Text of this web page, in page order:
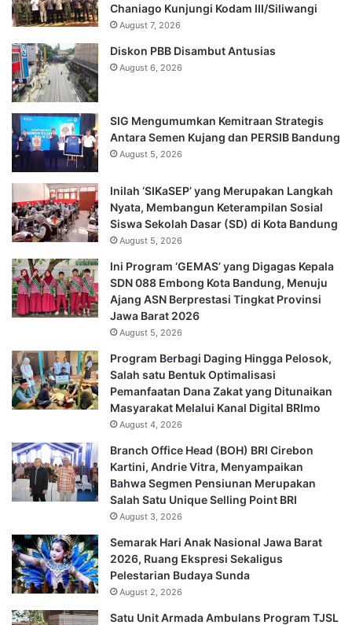
Chaniago Kunjungi Kodam III/Siliwangi
August 7, 2026
Diskon PBB Disambut Antusias
August 6, 2026
SIG Mengumumkan Kemitraan Strategis
Antara Semen Kujang dan PERSIB Bandung
August 5, 2026
Inilah ‘SIKaSEP’ yang Merupakan Langkah
Nyata, Membangun Keterampilan Sosial
Siswa Sekolah Dasar (SD) di Kota Bandung
August 5, 2026
Ini Program ‘GEMAS’ yang Digagas Kepala
SDN 088 Embong Kota Bandung, Menuju
Ajang ASN Berprestasi Tingkat Provinsi
Jawa Barat 2026
August 5, 2026
Program Berbagi Daging Hingga Pelosok,
Salah satu Bentuk Optimalisasi
Pemanfaatan Dana Zakat yang Ditunaikan
Masyarakat Melalui Kanal Digital BRImo
August 4, 2026
Branch Office Head (BOH) BRI Cirebon
Kartini, Andrie Vitra, Menyampaikan
Bahwa Segmen Pensiunan Merupakan
Salah Satu Unique Selling Point BRI
August 3, 2026
Semarak Hari Anak Nasional Jawa Barat
2026, Ruang Ekspresi Sekaligus
Pelestarian Budaya Sunda
August 2, 2026
Satu Unit Armada Ambulans Program TJSL